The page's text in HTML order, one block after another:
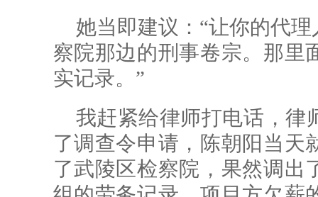
她当即建议：“让你的代
察院那边的刑事卷宗。那里
实记录。”
我赶紧给律师打电话，律
了调查令申请，陈朝阳当天
了武陵区检察院，果然调出